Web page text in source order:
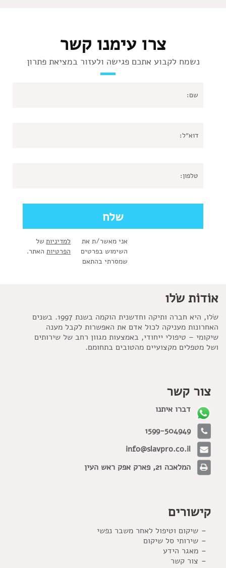
צרו עימנו קשר
נשמח לקבוע אתכם פגישה ולעזור במציאת פתרון
אני מאשר/ת את
השימוש בפרטים
שמסרתי בהתאם
למדיניות
הפרטיות
של
האתר.
אוֹדוֹת שׂלו
שׂלו, היא חברה ותיקה וחדשנית הוקמה בשנת 1997. בשנים
האחרונות מעניקה לכול אדם את האפשרות לקבל מענה
שיקומי – טיפולי ייחודי, באמצעות מגוון רחב של שירותים
ושל מטפלים מקצועיים מהטובים בתחומם.
צור קשר
דברו איתנו
1599-504949
info@slavpro.co.il
המלאכה 21, פארק אפק ראש העין
קישורים
שיקום וטיפול לאחר משבר נפשי
שירותי סל שיקום
מאגר הידע
צור קשר